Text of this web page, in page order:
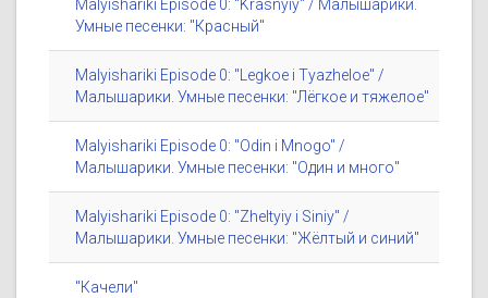
Malyishariki Episode 0: "Krasnyiy" / Малышарики.
Умные песенки: "Красный"
Malyishariki Episode 0: "Legkoe i Tyazheloe" /
Малышарики. Умные песенки: "Лёгкое и тяжелое"
Malyishariki Episode 0: "Odin i Mnogo" /
Малышарики. Умные песенки: "Один и много"
Malyishariki Episode 0: "Zheltyiy i Siniy" /
Малышарики. Умные песенки: "Жёлтый и синий"
"Качели"